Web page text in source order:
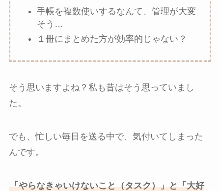
手帳を複数使いするなんて、管理が大変
そう…
１冊にまとめた方が効率的じゃない？
そう思いますよね？私も昔はそう思っていまし
た。
でも、忙しい毎日を送る中で、気付いてしまった
んです。
「やらなきゃいけないこと（タスク）」と「大好